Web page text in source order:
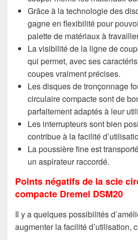
Grâce à la technologie des
gagne en flexibilité pour
palette de matériaux à
La visibilité de la ligne de
qui permet, avec ses
coupes vraiment précises.
Les disques de tronçonnage
circulaire compacte sont de
parfaitement adaptés à leur
Les interrupteurs sont bien
contribue à la facilité
La poussière fine est
un aspirateur raccordé.
Points négatifs de la scie
compacte Dremel DSM20
Il y a quelques possibilités
augmenter la facilité d’utilisation,